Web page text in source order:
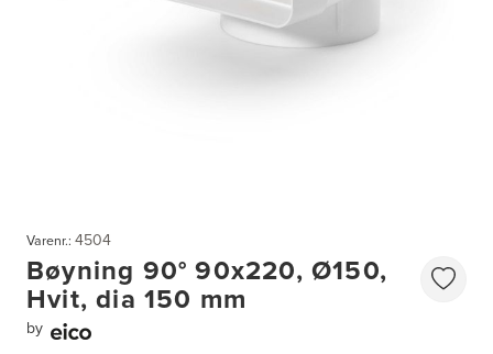
Varenr.: 4504
Bøyning 90° 90x220, Ø150,
Hvit, dia 150 mm
by